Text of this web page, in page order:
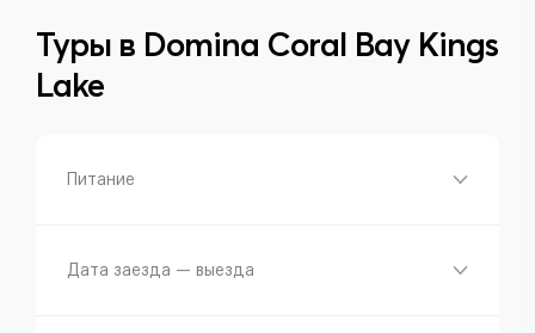
Туры в Domina Coral Bay Kings
Lake
Питание
Дата заезда — выезда